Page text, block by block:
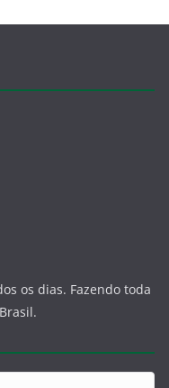
os dias. Fazendo toda